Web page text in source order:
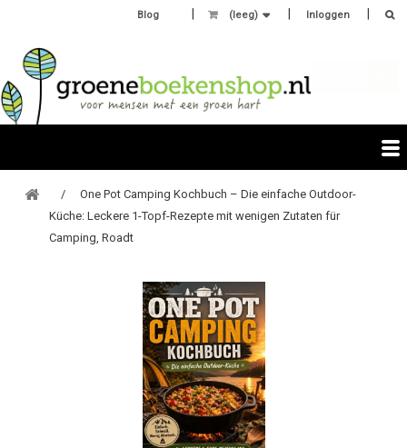
Inloggen
(leeg)
Blog
One Pot Camping Kochbuch – Die einfache Outdoor-
Küche: Leckere 1-Topf-Rezepte mit wenigen Zutaten für
Camping, Roadt